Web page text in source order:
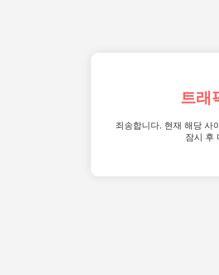
트래
죄송합니다. 현재 해당 사
잠시 후